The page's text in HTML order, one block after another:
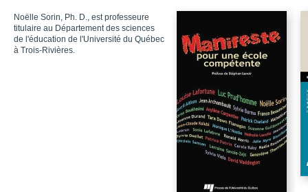
Noëlle Sorin, Ph. D., est professeure
titulaire au Département des sciences
de l'éducation de l'Université du Québec
à Trois-Rivières.